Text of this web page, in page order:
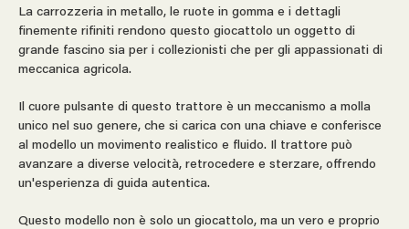
La carrozzeria in metallo, le ruote in gomma e i dettagli
finemente rifiniti rendono questo giocattolo un oggetto di
grande fascino sia per i collezionisti che per gli appassionati di
meccanica agricola.
Il cuore pulsante di questo trattore è un meccanismo a molla
unico nel suo genere, che si carica con una chiave e conferisce
al modello un movimento realistico e fluido. Il trattore può
avanzare a diverse velocità, retrocedere e sterzare, offrendo
un'esperienza di guida autentica.
Questo modello non è solo un giocattolo, ma un vero e proprio